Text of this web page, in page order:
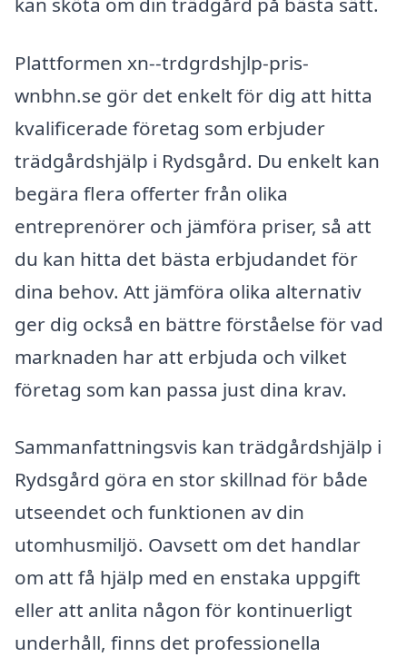
Plattformen xn--trdgrdshjlp-pris-
wnbhn.se gör det enkelt för dig att hitta
kvalificerade företag som erbjuder
trädgårdshjälp i Rydsgård. Du enkelt kan
begära flera offerter från olika
entreprenörer och jämföra priser, så att
du kan hitta det bästa erbjudandet för
dina behov. Att jämföra olika alternativ
ger dig också en bättre förståelse för vad
marknaden har att erbjuda och vilket
företag som kan passa just dina krav.
Sammanfattningsvis kan trädgårdshjälp i
Rydsgård göra en stor skillnad för både
utseendet och funktionen av din
utomhusmiljö. Oavsett om det handlar
om att få hjälp med en enstaka uppgift
eller att anlita någon för kontinuerligt
underhåll, finns det professionella